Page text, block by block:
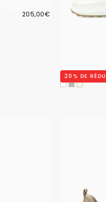
205,00€
PRIX
205,00€
BASKETS
20 % DE